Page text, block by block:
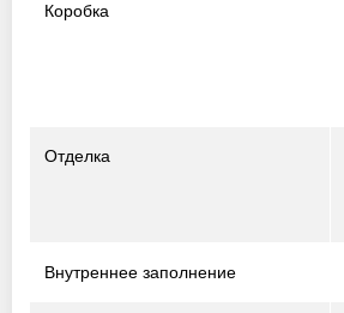
Коробка
Отделка
Внутреннее заполнение